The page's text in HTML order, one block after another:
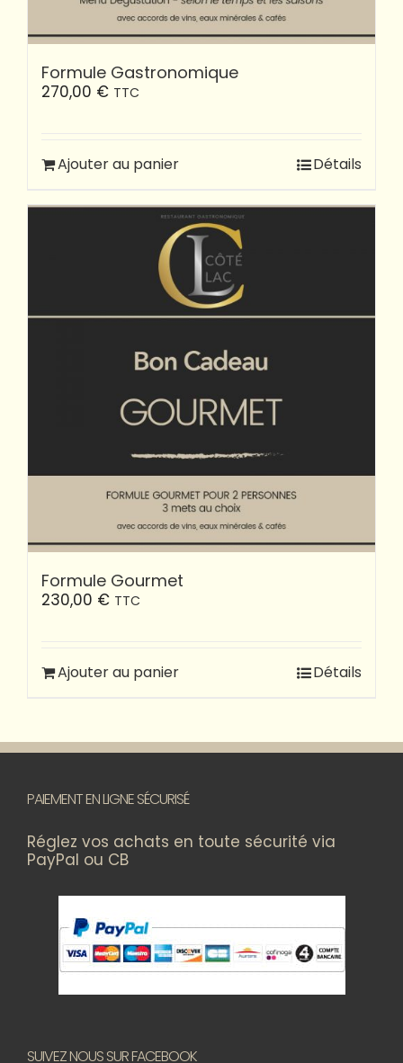
Formule Gastronomique
270,00 € TTC
Ajouter au panier Détails
Formule Gourmet
230,00 € TTC
Ajouter au panier Détails
PAIEMENT EN LIGNE SÉCURISÉ
Réglez vos achats en toute sécurité via
PayPal ou CB
SUIVEZ NOUS SUR FACEBOOK